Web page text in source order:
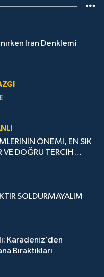
İran Denklemi
ÖNEMİ, EN SIK
VE DOĞRU TERCİH
SOLDURMAYALIM
Karadeniz’den
Bıraktıkları